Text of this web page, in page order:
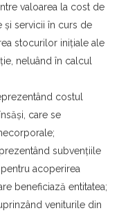
valoarea la cost de
servicii în curs de
stocurilor inițiale ale
neluând în calcul
costul
care se
subvențiile
acoperirea
beneficiază entitatea;
veniturile din